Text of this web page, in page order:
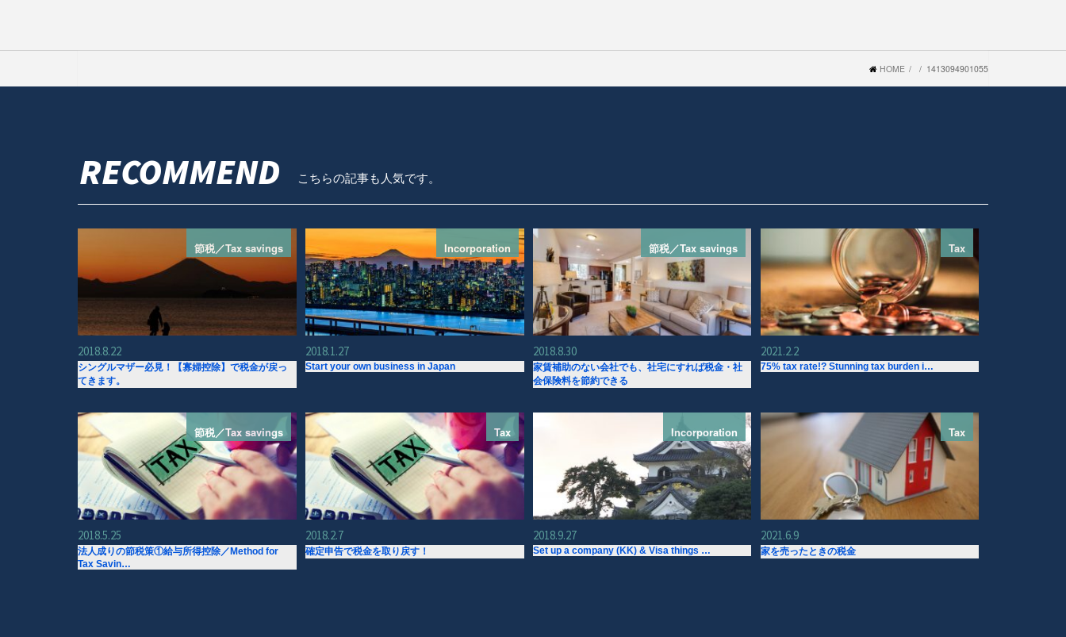
HOME 1413094901055
RECOMMEND こちらの記事も人気です。
節税／Tax savings
2018.8.22
シングルマザー必見！【寡婦控除】で税金が戻っ
てきます。
Incorporation
2018.1.27
Start your own business in Japan
節税／Tax savings
2018.8.30
家賃補助のない会社でも、社宅にすれば税金・社
会保険料を節約できる
Tax
2021.2.2
75% tax rate!? Stunning tax burden i…
節税／Tax savings
2018.5.25
法人成りの節税策①給与所得控除／Method for
Tax Savin…
Tax
2018.2.7
確定申告で税金を取り戻す！
Incorporation
2018.9.27
Set up a company (KK) & Visa things …
Tax
2021.6.9
家を売ったときの税金